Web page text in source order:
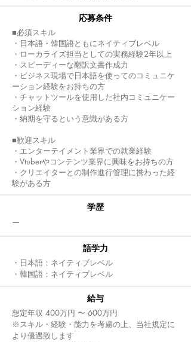
応募条件
■必須スキル
・日本語・韓国語ともにネイティブレベル
・ローカライズ担当としての実務経験2年以上
・スピーディーな翻訳文書作成力
・ビジネス現場で日本語を使ってのコミュニケ
ーション経験をお持ちの方
・チャットツールを使用した社内コミュニケー
ション経験
・納期を守るという意識がある方
■歓迎スキル
・エンターテイメント業界での就業経験
・Vtuberやコンテンツ業界に興味をお持ちの方
・クリエイターとの制作進行管理に携わった経
験がある方
​学歴
​ー
語学力
・日本語：ネイティブレベル
・韓国語：ネイティブレベル
給与
想定年収 400万円 〜 600万円
※スキル・経験・能力を考慮の上、当社規定に
より優遇致します